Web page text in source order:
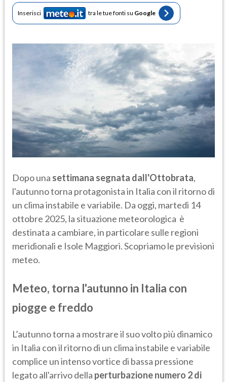
Inserisci tra le tue fonti su Google
Dopo una settimana segnata dall'Ottobrata,
l'autunno torna protagonista in Italia con il ritorno di
un clima instabile e variabile. Da oggi, martedì 14
ottobre 2025, la situazione meteorologica è
destinata a cambiare, in particolare sulle regioni
meridionali e Isole Maggiori. Scopriamo le previsioni
meteo.
Meteo, torna l'autunno in Italia con
piogge e freddo
L’autunno torna a mostrare il suo volto più dinamico
in Italia con il ritorno di un clima instabile e variabile
complice un intenso vortice di bassa pressione
legato all'arrivo della perturbazione numero 2 di